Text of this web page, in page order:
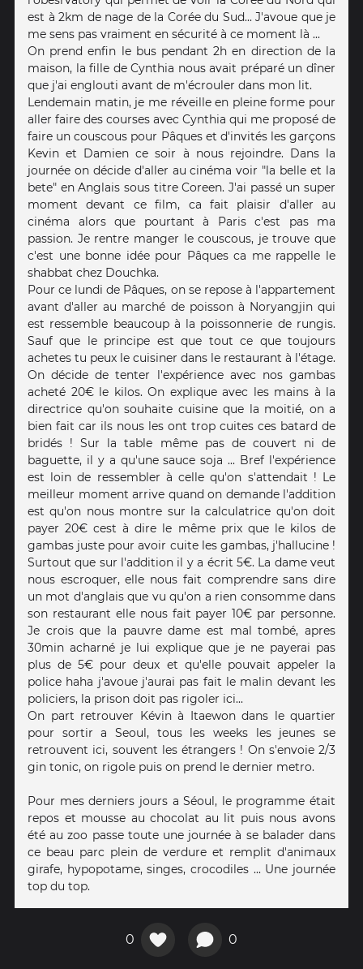
est à 2km de nage de la Corée du Sud... J'avoue que je
me sens pas vraiment en sécurité à ce moment là ...
On prend enfin le bus pendant 2h en direction de la
maison, la fille de Cynthia nous avait préparé un dîner
que j'ai englouti avant de m'écrouler dans mon lit.
Lendemain matin, je me réveille en pleine forme pour
aller faire des courses avec Cynthia qui me proposé de
faire un couscous pour Pâques et d'invités les garçons
Kevin et Damien ce soir à nous rejoindre. Dans la
journée on décide d'aller au cinéma voir "la belle et la
bete" en Anglais sous titre Coreen. J'ai passé un super
moment devant ce film, ca fait plaisir d'aller au
cinéma alors que pourtant à Paris c'est pas ma
passion. Je rentre manger le couscous, je trouve que
c'est une bonne idée pour Pâques ca me rappelle le
shabbat chez Douchka.
Pour ce lundi de Pâques, on se repose à l'appartement
avant d'aller au marché de poisson à Noryangjin qui
est ressemble beaucoup à la poissonnerie de rungis.
Sauf que le principe est que tout ce que toujours
achetes tu peux le cuisiner dans le restaurant à l'étage.
On décide de tenter l'expérience avec nos gambas
acheté 20€ le kilos. On explique avec les mains à la
directrice qu'on souhaite cuisine que la moitié, on a
bien fait car ils nous les ont trop cuites ces batard de
bridés ! Sur la table même pas de couvert ni de
baguette, il y a qu'une sauce soja ... Bref l'expérience
est loin de ressembler à celle qu'on s'attendait ! Le
meilleur moment arrive quand on demande l'addition
est qu'on nous montre sur la calculatrice qu'on doit
payer 20€ cest à dire le même prix que le kilos de
gambas juste pour avoir cuite les gambas, j'hallucine !
Surtout que sur l'addition il y a écrit 5€. La dame veut
nous escroquer, elle nous fait comprendre sans dire
un mot d'anglais que vu qu'on a rien consomme dans
son restaurant elle nous fait payer 10€ par personne.
Je crois que la pauvre dame est mal tombé, apres
30min acharné je lui explique que je ne payerai pas
plus de 5€ pour deux et qu'elle pouvait appeler la
police haha j'avoue j'aurai pas fait le malin devant les
policiers, la prison doit pas rigoler ici...
On part retrouver Kévin à Itaewon dans le quartier
pour sortir a Seoul, tous les weeks les jeunes se
retrouvent ici, souvent les étrangers ! On s'envoie 2/3
gin tonic, on rigole puis on prend le dernier metro.
Pour mes derniers jours a Séoul, le programme était
repos et mousse au chocolat au lit puis nous avons
été au zoo passe toute une journée à se balader dans
ce beau parc plein de verdure et remplit d'animaux
girafe, hypopotame, singes, crocodiles ... Une journée
top du top.
0 0